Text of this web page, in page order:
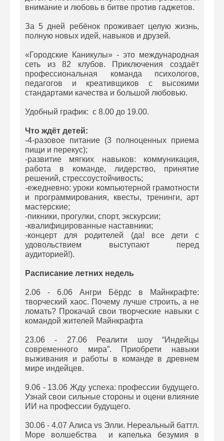
внимание и любовь в битве против гаджетов.
За 5 дней ребёнок проживает целую жизнь,
полную новых идей, навыков и друзей.
«Городские Каникулы» - это международная
сеть из 82 клубов. Приключения создаёт
профессиональная команда психологов,
педагогов и креативщиков с высокими
стандартами качества и большой любовью.
Удобный график: с 8.00 до 19.00.
Что ждёт детей:
-4-разовое питание (3 полноценных приема
пищи и перекус);
-развитие мягких навыков: коммуникация,
работа в команде, лидерство, принятие
решений, стрессоустойчивость;
-ежедневно: уроки компьютерной грамотности
и программирования, квесты, тренинги, арт
мастерские;
-пикники, прогулки, спорт, экскурсии;
-квалифицированные наставники;
-концерт для родителей (да! все дети с
удовольствием выступают перед
аудиторией!).
Расписание летних недель
2.06 - 6.06 Ангри Бёрдс в Майнкрафте:
творческий хаос. Почему лучше строить, а не
ломать? Прокачай свои творческие навыки с
командой жителей Майнкрафта
23.06 - 27.06 Реалити шоу “Индейцы
современного мира”. Приобрети навыки
выживания и работы в команде в древнем
мире индейцев.
9.06 - 13.06 Жду успеха: профессии будущего.
Узнай свои сильные стороны и оцени влияние
ИИ на профессии будущего.
30.06 - 4.07 Алиса vs Элли. Нереальный баттл.
Море волшебства и капелька безумия в